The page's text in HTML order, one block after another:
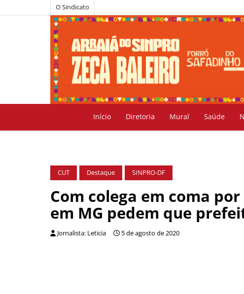
O Sindicato
Início Diretoria Mural Saúde
CUT Destaque SINPRO-DF
Com colega em coma
em MG pedem que
Jornalista: Leticia 5 de agosto de 2020